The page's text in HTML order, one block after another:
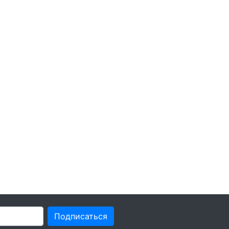
Подписаться